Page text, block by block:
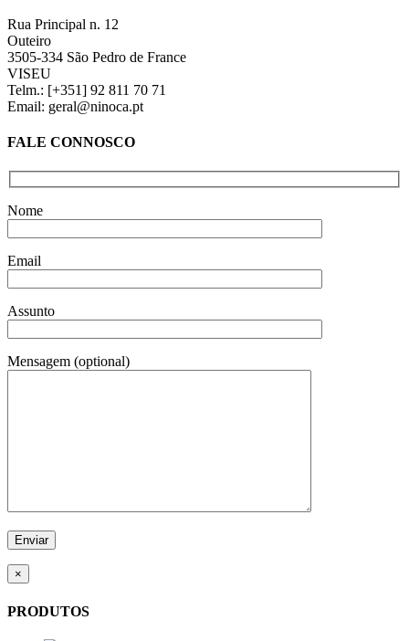
Rua Principal n. 12
Outeiro
3505-334 São Pedro de France
VISEU
Telm.: [+351] 92 811 70 71
Email: geral@ninoca.pt
FALE CONNOSCO
Nome
Email
Assunto
Mensagem (optional)
×
PRODUTOS